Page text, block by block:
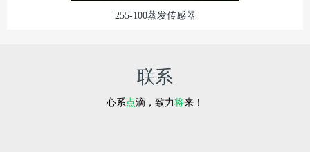
255-100蒸发传感器
联系
心系点滴，致力将来！